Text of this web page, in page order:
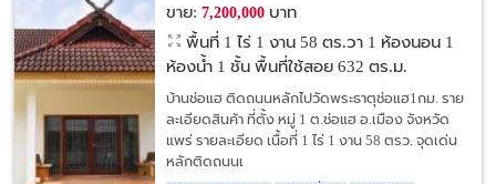
ขาย: 7,200,000บาท
พื้นที่ 1 ไร่ 1 งาน 58 ตร.วา 1 ห้องนอน 1
ห้องน้ำ 1 ชั้น พื้นที่ใช้สอย 632 ตร.ม.
บ้านช่อแฮ ติดถนนหลักไปวัดพระธาตุช่อแฮ1กม. ราย
ละเอียดสินค้า ที่ตั้ง หมู่ 1 ต.ช่อแฮ อ.เมือง จังหวัด
แพร่ รายละเอียด เนื้อที่ 1 ไร่ 1 งาน 58 ตรว. จุดเด่น
หลักติดถนนเ